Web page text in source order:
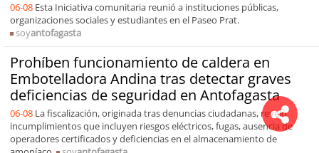
06-08 Esta Iniciativa comunitaria reunió a instituciones públicas,
organizaciones sociales y estudiantes en el Paseo Prat.
soyantofagasta
Prohíben funcionamiento de caldera en
Embotelladora Andina tras detectar graves
deficiencias de seguridad en Antofagasta
06-08 La fiscalización, originada tras denuncias ciudadanas, reveló
incumplimientos que incluyen riesgos eléctricos, fugas, ausencia de
operadores certificados y deficiencias en el almacenamiento de